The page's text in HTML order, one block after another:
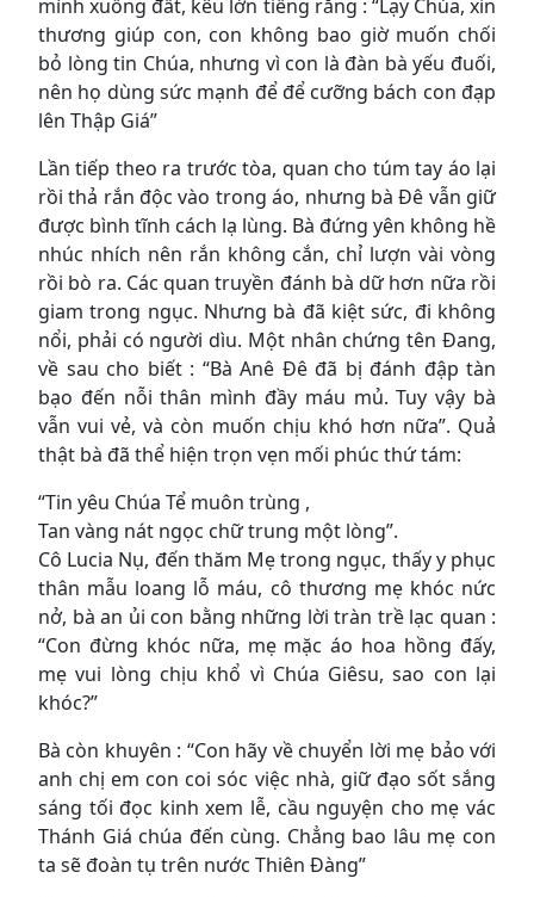
mình xuống đất, kêu lớn tiếng rằng : “Lạy Chúa, xin
thương giúp con, con không bao giờ muốn chối
bỏ lòng tin Chúa, nhưng vì con là đàn bà yếu đuối,
nên họ dùng sức mạnh để để cưỡng bách con đạp
lên Thập Giá”
Lần tiếp theo ra trước tòa, quan cho túm tay áo lại
rồi thả rắn độc vào trong áo, nhưng bà Đê vẫn giữ
được bình tĩnh cách lạ lùng. Bà đứng yên không hề
nhúc nhích nên rắn không cắn, chỉ lượn vài vòng
rồi bò ra. Các quan truyền đánh bà dữ hơn nữa rồi
giam trong ngục. Nhưng bà đã kiệt sức, đi không
nổi, phải có người dìu. Một nhân chứng tên Đang,
về sau cho biết : “Bà Anê Đê đã bị đánh đập tàn
bạo đến nỗi thân mình đầy máu mủ. Tuy vậy bà
vẫn vui vẻ, và còn muốn chịu khó hơn nữa”. Quả
thật bà đã thể hiện trọn vẹn mối phúc thứ tám:
“Tin yêu Chúa Tể muôn trùng ,
Tan vàng nát ngọc chữ trung một lòng”.
Cô Lucia Nụ, đến thăm Mẹ trong ngục, thấy y phục
thân mẫu loang lỗ máu, cô thương mẹ khóc nức
nở, bà an ủi con bằng những lời tràn trề lạc quan :
“Con đừng khóc nữa, mẹ mặc áo hoa hồng đấy,
mẹ vui lòng chịu khổ vì Chúa Giêsu, sao con lại
khóc?”
Bà còn khuyên : “Con hãy về chuyển lời mẹ bảo với
anh chị em con coi sóc việc nhà, giữ đạo sốt sắng
sáng tối đọc kinh xem lễ, cầu nguyện cho mẹ vác
Thánh Giá chúa đến cùng. Chẳng bao lâu mẹ con
ta sẽ đoàn tụ trên nước Thiên Đàng”